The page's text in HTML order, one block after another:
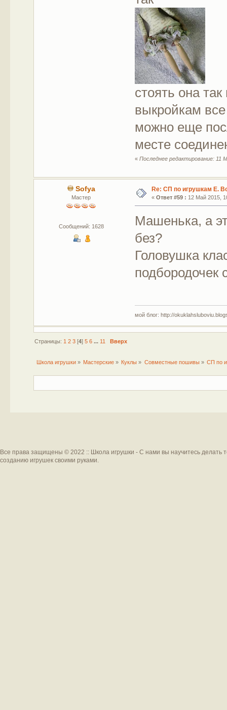
стоять она
выкройкам
можно еще
месте
«Последнее редактирование: 11
Sofya
Мастер
Сообщений: 1628
Re: СП по игрушкам Е.
« Ответ #59 : 12 Май 2015,
Машенька, а
без?
Головушка
мой блог: http://
Страницы: 1 2 3[4] 5 6 ... 11 Вверх
Школа игрушки» Мастерские » Куклы » Совместные пошивы» СП по
Все права защищены © 2022 :: Школа игрушки - С нами вы научитесь делать
созданию игрушек своими руками.